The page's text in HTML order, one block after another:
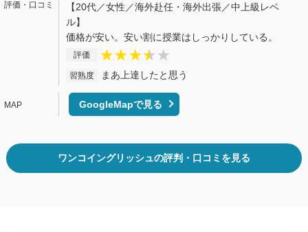
【20代／女性／海外赴任・海外出張／中上級レベ
ル】
価格が安い。安い割に授業はしっかりしている。
評価
習熟度 まあ上達したと思う
GoogleMapで見る
ワンコイングリッシュの評判・口コミを見る